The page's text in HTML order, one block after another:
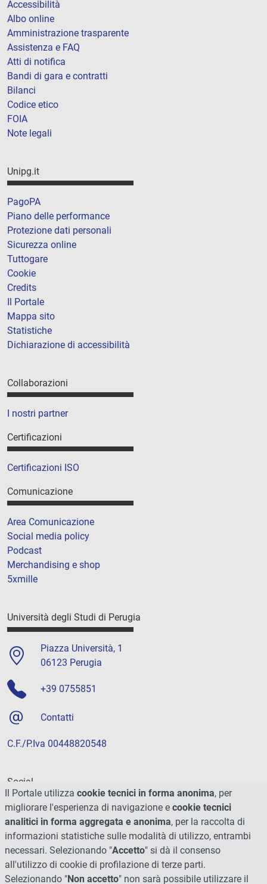
Accessibilità
Albo online
Amministrazione trasparente
Assistenza e FAQ
Atti di notifica
Bandi di gara e contratti
Bilanci
Codice etico
FOIA
Note legali
Unipg.it
PagoPA
Piano delle performance
Protezione dati personali
Sicurezza online
Tuttogare
Cookie
Credits
Il Portale
Mappa sito
Statistiche
Dichiarazione di accessibilità
Collaborazioni
I nostri partner
Certificazioni
Certificazioni ISO
Comunicazione
Area Comunicazione
Social media policy
Podcast
Merchandising e shop
5xmille
Università degli Studi di Perugia
Piazza Università, 1
06123 Perugia
+39 0755851
Contatti
C.F./P.Iva 00448820548
Social
Il Portale utilizza cookie tecnici in forma anonima, per
migliorare l'esperienza di navigazione e cookie tecnici
analitici in forma aggregata e anonima, per la raccolta di
informazioni statistiche sulle modalità di utilizzo, entrambi
necessari. Selezionando "Accetto" si dà il consenso
all'utilizzo di cookie di profilazione di terze parti.
Selezionando "Non accetto" non sarà possibile utilizzare il